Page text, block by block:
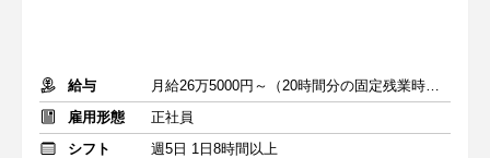
給与
月給26万5000円～（20時間分の固定残業時間代を含む）
雇用形態
正社員
シフト
週5日 1日8時間以上